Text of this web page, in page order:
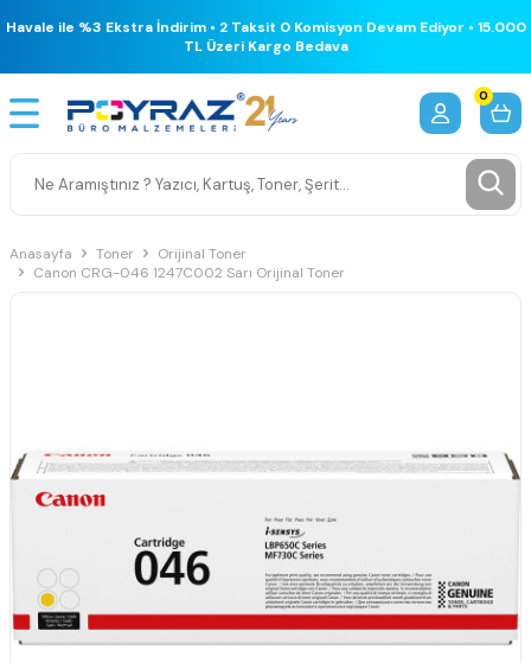
Havale ile %3 Ekstra İndirim • 2 Taksit 0 Komisyon Devam Ediyor • 15.000
TL Üzeri Kargo Bedava
0
Anasayfa Toner
Orijinal Toner
Canon CRG-046 1247C002 Sarı Orijinal Toner